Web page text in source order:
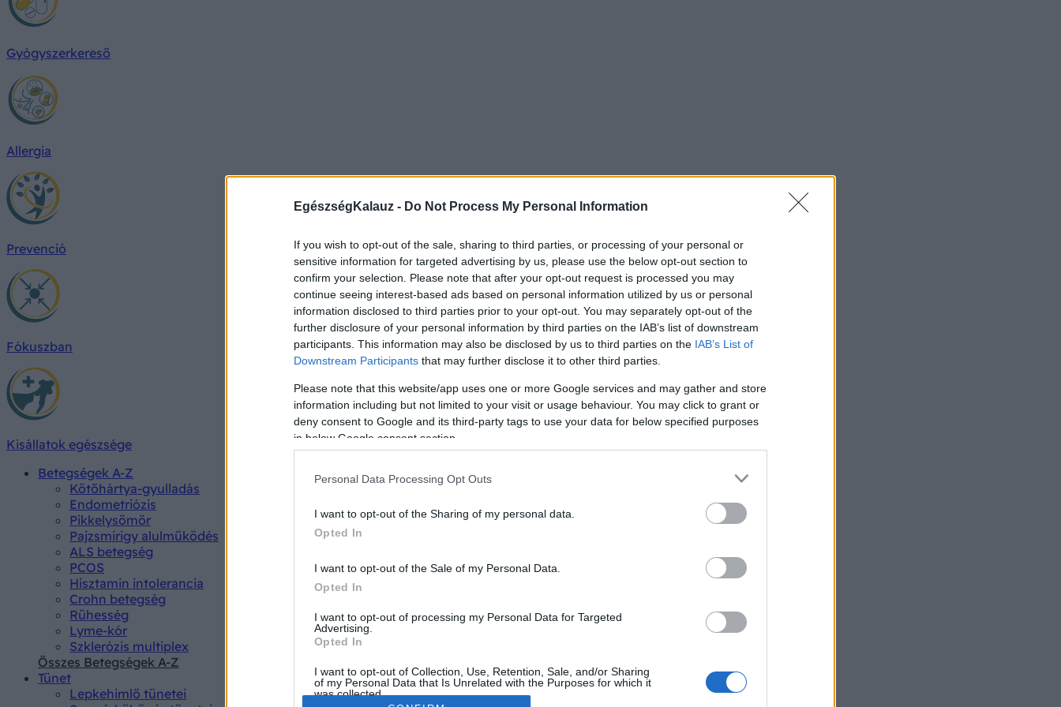
EgészségKalauz - Do Not Process My Personal Information
If you wish to opt-out of the sale, sharing to third parties, or processing of your personal or
sensitive information for targeted advertising by us, please use the below opt-out section to
confirm your selection. Please note that after your opt-out request is processed you may
continue seeing interest-based ads based on personal information utilized by us or personal
information disclosed to third parties prior to your opt-out. You may separately opt-out of the
further disclosure of your personal information by third parties on the IAB’s list of downstream
participants. This information may also be disclosed by us to third parties on the IAB’s List of
Downstream Participants that may further disclose it to other third parties.
Please note that this website/app uses one or more Google services and may gather and store
information including but not limited to your visit or usage behaviour. You may click to grant or
deny consent to Google and its third-party tags to use your data for below specified purposes
in below Google consent section.
Personal Data Processing Opt Outs
I want to opt-out of the Sharing of my personal data.
Opted In
I want to opt-out of the Sale of my Personal Data.
Opted In
I want to opt-out of processing my Personal Data for Targeted
Advertising.
Opted In
I want to opt-out of Collection, Use, Retention, Sale, and/or Sharing
of my Personal Data that Is Unrelated with the Purposes for which it
was collected.
Gyógyszerkereső
Allergia
Prevenció
Fókuszban
Kisállatok egészsége
Betegségek A-Z
Kötőhártya-gyulladás
Endometriózis
Pikkelysömör
Pajzsmirigy alulműködés
ALS betegség
PCOS
Hisztamin intolerancia
Crohn betegség
Rühesség
Lyme-kór
Szklerózis multiplex
Összes Betegségek A-Z
Tünet
Lepkehimlő tünetei